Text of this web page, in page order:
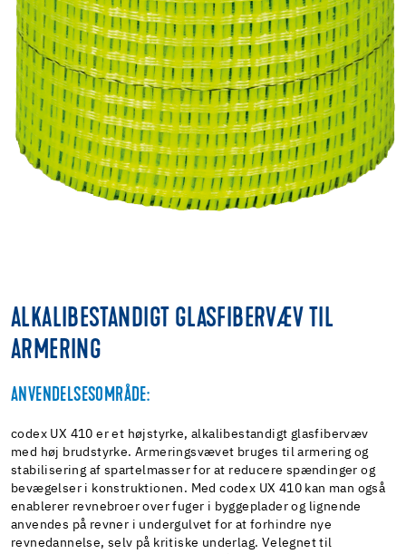
ALKALIBESTANDIGT GLASFIBERVÆV TIL
ARMERING
ANVENDELSESOMRÅDE:
codex UX 410 er et højstyrke, alkalibestandigt glasfibervæv
med høj brudstyrke. Armeringsvævet bruges til armering og
stabilisering af spartelmasser for at reducere spændinger og
bevægelser i konstruktionen. Med codex UX 410 kan man også
enablerer revnebroer over fuger i byggeplader og lignende
anvendes på revner i undergulvet for at forhindre nye
revnedannelse, selv på kritiske underlag. Velegnet til